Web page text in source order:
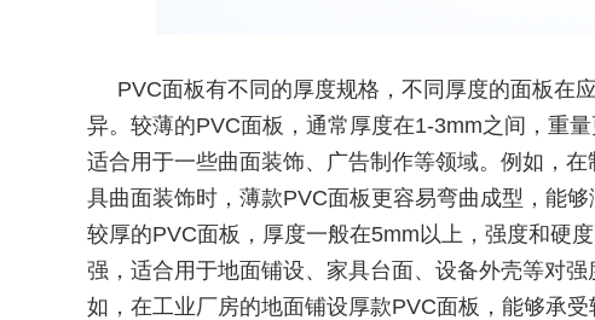
PVC面板有不同的厚度规格，不同厚度的面板在
异。较薄的PVC面板，通常厚度在1-3mm之间，重量
适合用于一些曲面装饰、广告制作等领域。例如，
具曲面装饰时，薄款PVC面板更容易弯曲成型，能够
较厚的PVC面板，厚度一般在5mm以上，强度和硬
强，适合用于地面铺设、家具台面、设备外壳等对强
如，在工业厂房的地面铺设厚款PVC面板，能够承受